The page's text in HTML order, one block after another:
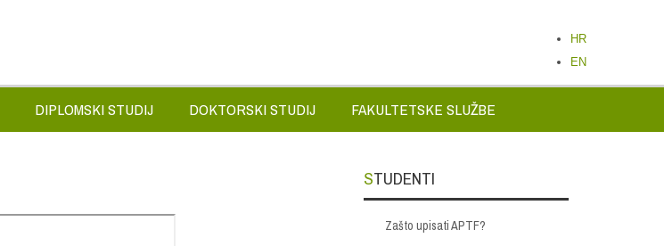
HR
EN
DIPLOMSKI STUDIJ DOKTORSKI STUDIJ FAKULTETSKE SLUŽBE
STUDENTI
Zašto upisati APTF?